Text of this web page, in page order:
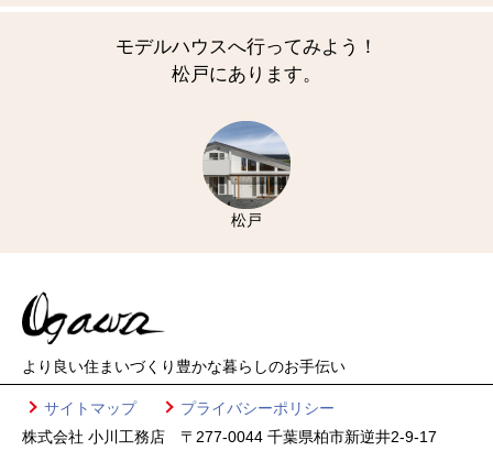
モデルハウスへ行ってみよう！
松戸にあります。
松戸
より良い住まいづくり 豊かな暮らしのお手伝い
サイトマップ
プライバシーポリシー
株式会社 小川工務店 〒277-0044 千葉県柏市新逆井2-9-17